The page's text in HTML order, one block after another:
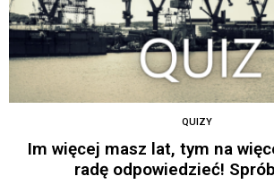
QUIZY
Im więcej masz lat, tym na
radę odpowiedzieć!